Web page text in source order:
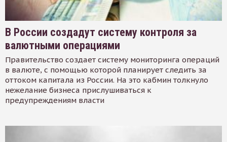
В России создадут систему контроля за
валютными операциями
Правительство создает систему мониторинга операций
в валюте, с помощью которой планирует следить за
оттоком капитала из России. На это кабмин толкнуло
нежелание бизнеса прислушиваться к
предупреждениям власти